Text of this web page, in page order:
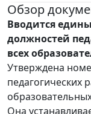
Обзор
Вводится
должностей
всех
Утверждена
педагогических
Она